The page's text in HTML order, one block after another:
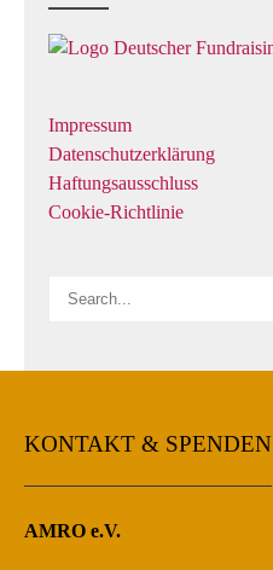
Impressum
Datenschutzerklärung
Haftungsausschluss
Cookie-Richtlinie
KONTAKT & SPENDEN
AMRO e.V.